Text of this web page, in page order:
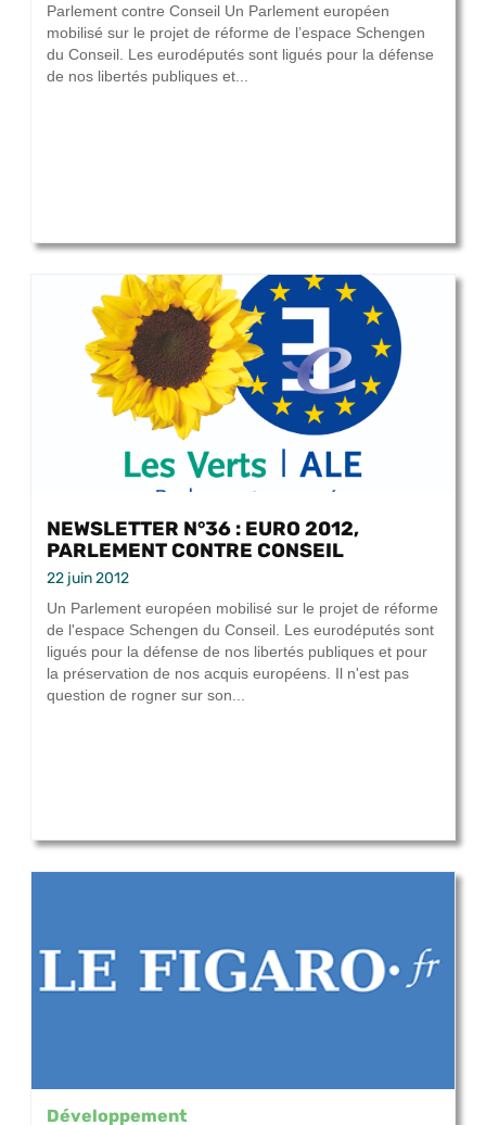
Parlement contre Conseil Un Parlement européen
mobilisé sur le projet de réforme de l’espace Schengen
du Conseil. Les eurodéputés sont ligués pour la défense
de nos libertés publiques et...
NEWSLETTER N°36 : EURO 2012,
PARLEMENT CONTRE CONSEIL
22 juin 2012
Un Parlement européen mobilisé sur le projet de réforme
de l'espace Schengen du Conseil. Les eurodéputés sont
ligués pour la défense de nos libertés publiques et pour
la préservation de nos acquis européens. Il n'est pas
question de rogner sur son...
Développement